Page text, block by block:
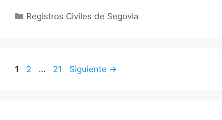
Categorías
Registros Civiles de Segovia
Página
1 Página
2 … Página
21 Siguiente →